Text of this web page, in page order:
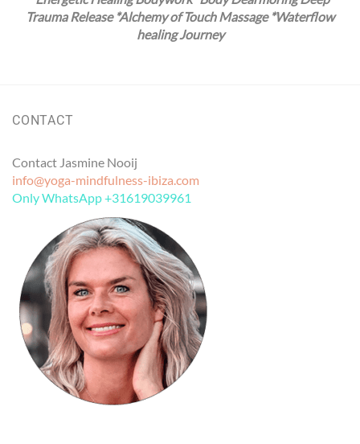
Trauma Release *Alchemy of Touch Massage *Waterflow
healing Journey
CONTACT
Contact Jasmine Nooij
info@yoga-mindfulness-ibiza.com
Only WhatsApp +31619039961